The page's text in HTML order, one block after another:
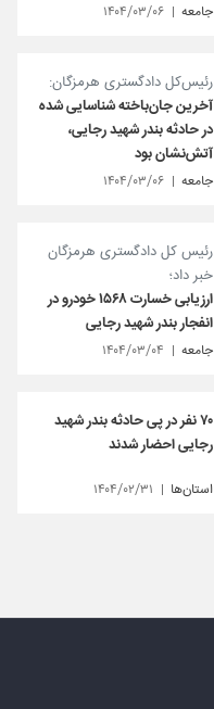
جامعه ۱۴۰۴/۰۳/۰۶
رئیس‌کل دادگستری هرمزگان:
آخرین جان‌باخته شناسایی شده
در حادثه بندر شهید رجایی،
آتش‌نشان بود
جامعه ۱۴۰۴/۰۳/۰۶
رئیس کل دادگستری هرمزگان
خبر داد؛
ارزیابی خسارت ۱۵۶۸ خودرو در
انفجار بندر شهید رجایی
جامعه ۱۴۰۴/۰۳/۰۴
۷۰ نفر در پی حادثه بندر شهید
رجایی احضار شدند
استان‌ها ۱۴۰۴/۰۲/۳۱